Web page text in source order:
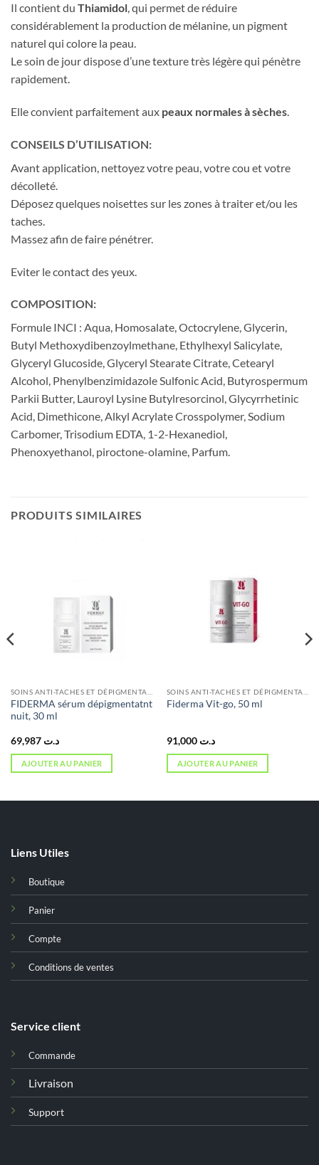
Il contient du Thiamidol, qui permet de réduire
considérablement la production de mélanine, un pigment
naturel qui colore la peau.
Le soin de jour dispose d’une texture très légère qui pénètre
rapidement.
Elle convient parfaitement aux peaux normales à sèches.
CONSEILS D’UTILISATION:
Avant application, nettoyez votre peau, votre cou et votre
décolleté.
Déposez quelques noisettes sur les zones à traiter et/ou les
taches.
Massez afin de faire pénétrer.
Eviter le contact des yeux.
COMPOSITION:
Formule INCI : Aqua, Homosalate, Octocrylene, Glycerin,
Butyl Methoxydibenzoylmethane, Ethylhexyl Salicylate,
Glyceryl Glucoside, Glyceryl Stearate Citrate, Cetearyl
Alcohol, Phenylbenzimidazole Sulfonic Acid, Butyrospermum
Parkii Butter, Lauroyl Lysine Butylresorcinol, Glycyrrhetinic
Acid, Dimethicone, Alkyl Acrylate Crosspolymer, Sodium
Carbomer, Trisodium EDTA, 1-2-Hexanediol,
Phenoxyethanol, piroctone-olamine, Parfum.
PRODUITS SIMILAIRES
FIDERMA sérum dépigmentatnt
nuit, 30 ml
د.ت 69,987
AJOUTER AU PANIER
Fiderma Vit-go, 50 ml
د.ت 91,000
AJOUTER AU PANIER
Liens Utiles
Boutique
Panier
Compte
Conditions de ventes
Service client
Commande
Livraison
Support